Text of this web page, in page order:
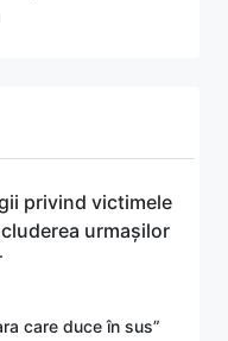
privind victimele
urmașilor
care duce în sus”